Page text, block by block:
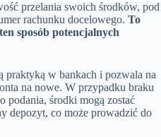
przelania swoich środków, pod
rachunku docelowego. To
sposób potencjalnych
w bankach i pozwala na
na nowe. W przypadku braku
podania, środki mogą zostać
depozyt, co może prowadzić do